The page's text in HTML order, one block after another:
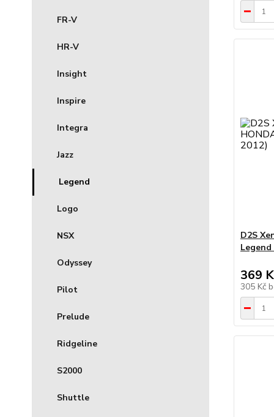
FR-V
HR-V
Insight
Inspire
Integra
Jazz
Legend
Logo
NSX
Odyssey
Pilot
Prelude
Ridgeline
S2000
Shuttle
D2S
Legend
369
305 Kč